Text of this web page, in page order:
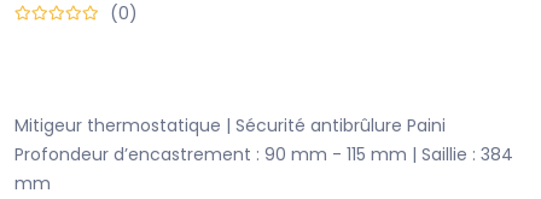
(0)
Mitigeur thermostatique | Sécurité antibrûlure Paini
Profondeur d’encastrement : 90 mm - 115 mm | Saillie : 384
mm